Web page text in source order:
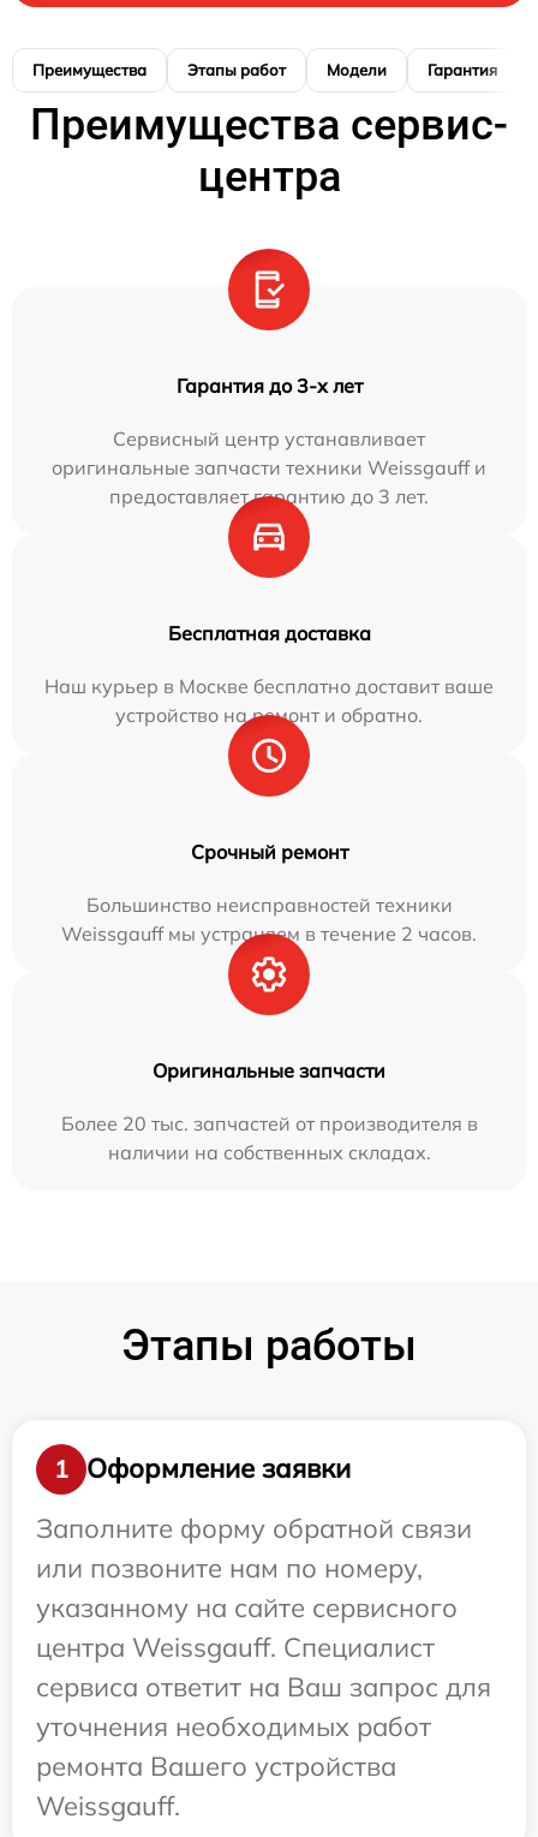
Преимущества Этапы работ Модели Гарантия
Преимущества сервис-
центра
Гарантия до 3-х лет
Сервисный центр устанавливает
оригинальные запчасти техники Weissgauff и
предоставляет гарантию до 3 лет.
Бесплатная доставка
Наш курьер в Москве бесплатно доставит ваше
устройство на ремонт и обратно.
Срочный ремонт
Большинство неисправностей техники
Weissgauff мы устраняем в течение 2 часов.
Оригинальные запчасти
Более 20 тыс. запчастей от производителя в
наличии на собственных складах.
Этапы работы
1
Оформление заявки
Заполните форму обратной связи
или позвоните нам по номеру,
указанному на сайте сервисного
центра Weissgauff. Специалист
сервиса ответит на Ваш запрос для
уточнения необходимых работ
ремонта Вашего устройства
Weissgauff.